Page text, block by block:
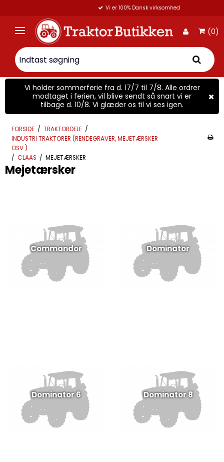
Vi er 100% Dansk virksomhed
(0)
Vi holder sommerferie fra d. 17/7 til 7/8. Alle ordrer
modtaget i ferien, vil blive sendt så snart vi er
tilbage d. 10/8. Vi glæder os til vi ses igen.
FORSIDE / TRAKTORDELE /
INDUSTRI TRAKTORER (RENDEGRAVER, MEJETÆRSKER
OSV.)
/ CLAAS / MEJETÆRSKER
Mejetærsker
Commandor Dominator
Dominator 6 Dominator 8